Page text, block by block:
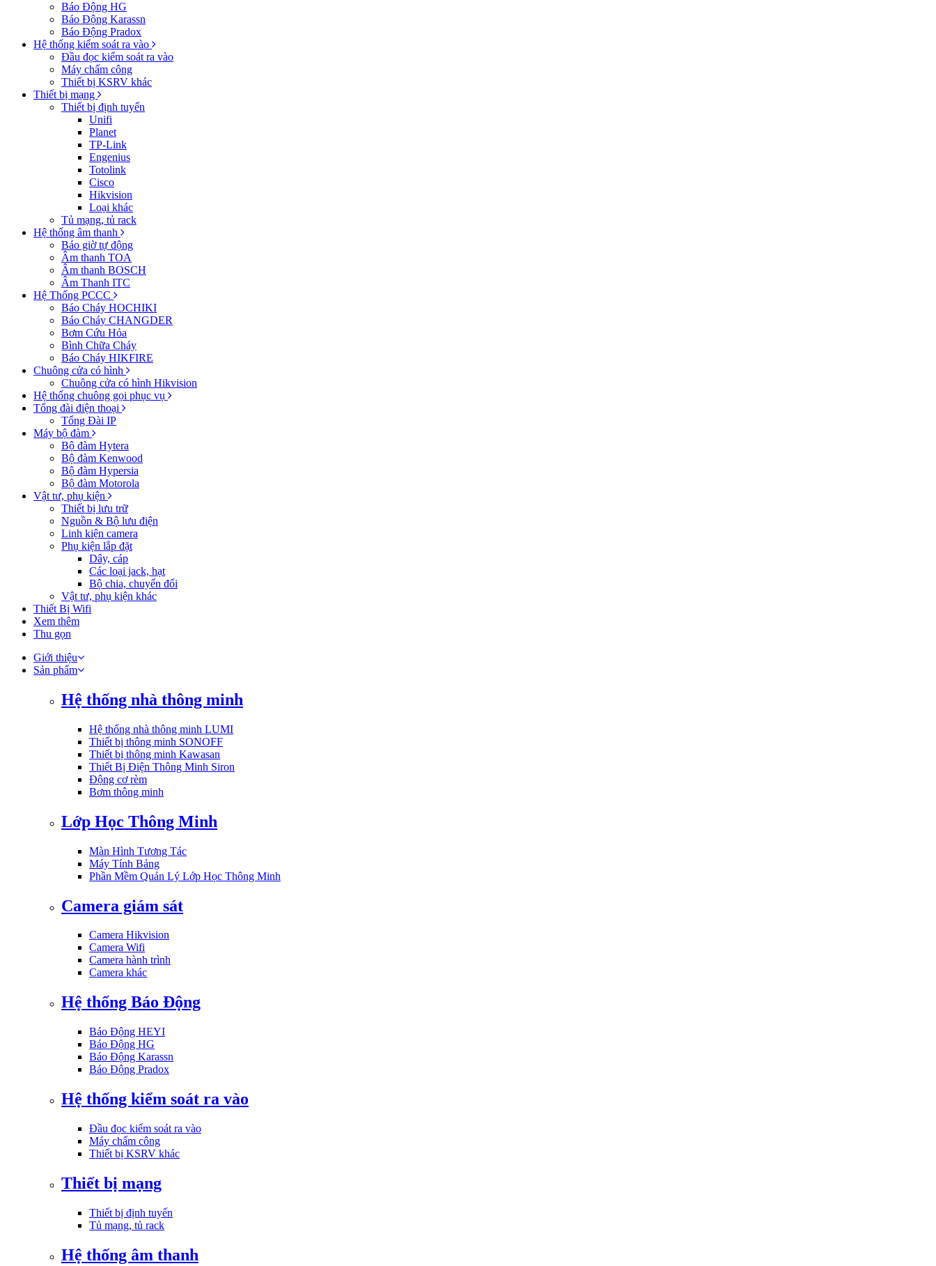
Báo Động HG
Báo Động Karassn
Báo Động Pradox
Hệ thống kiểm soát ra vào
Đầu đọc kiểm soát ra vào
Máy chấm công
Thiết bị KSRV khác
Thiết bị mạng
Thiết bị định tuyến
Unifi
Planet
TP-Link
Engenius
Totolink
Cisco
Hikvision
Loại khác
Tủ mạng, tủ rack
Hệ thống âm thanh
Báo giờ tự động
Âm thanh TOA
Âm thanh BOSCH
Âm Thanh ITC
Hệ Thống PCCC
Báo Cháy HOCHIKI
Báo Cháy CHANGDER
Bơm Cứu Hỏa
Bình Chữa Cháy
Báo Cháy HIKFIRE
Chuông cửa có hình
Chuông cửa có hình Hikvision
Hệ thống chuông gọi phục vụ
Tổng đài điện thoại
Tổng Đài IP
Máy bộ đàm
Bộ đàm Hytera
Bộ đàm Kenwood
Bộ đàm Hypersia
Bộ đàm Motorola
Vật tư, phụ kiện
Thiết bị lưu trữ
Nguồn & Bộ lưu điện
Linh kiện camera
Phụ kiện lắp đặt
Dây, cáp
Các loại jack, hạt
Bộ chia, chuyển đổi
Vật tư, phụ kiện khác
Thiết Bị Wifi
Xem thêm
Thu gọn
Giới thiệu
Sản phẩm
Hệ thống nhà thông minh
Hệ thống nhà thông minh LUMI
Thiết bị thông minh SONOFF
Thiết bị thông minh Kawasan
Thiết Bị Điện Thông Minh Siron
Động cơ rèm
Bơm thông minh
Lớp Học Thông Minh
Màn Hình Tương Tác
Máy Tính Bảng
Phần Mềm Quản Lý Lớp Học Thông Minh
Camera giám sát
Camera Hikvision
Camera Wifi
Camera hành trình
Camera khác
Hệ thống Báo Động
Báo Động HEYI
Báo Động HG
Báo Động Karassn
Báo Động Pradox
Hệ thống kiểm soát ra vào
Đầu đọc kiểm soát ra vào
Máy chấm công
Thiết bị KSRV khác
Thiết bị mạng
Thiết bị định tuyến
Tủ mạng, tủ rack
Hệ thống âm thanh